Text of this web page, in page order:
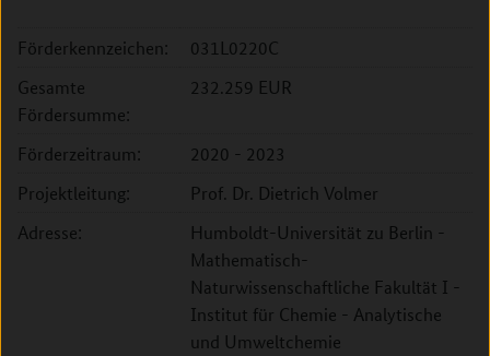
Förderkennzeichen:
031L0220C
Gesamte
Fördersumme:
232.259 EUR
Förderzeitraum:
2020 - 2023
Projektleitung:
Prof. Dr. Dietrich Volmer
Adresse:
Humboldt-Universität zu Berlin -
Mathematisch-
Naturwissenschaftliche Fakultät I -
Institut für Chemie - Analytische
und Umweltchemie